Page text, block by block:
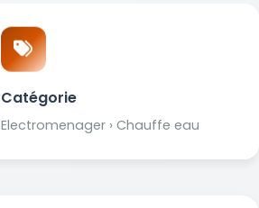
Catégorie
Electromenager › Chauffe eau